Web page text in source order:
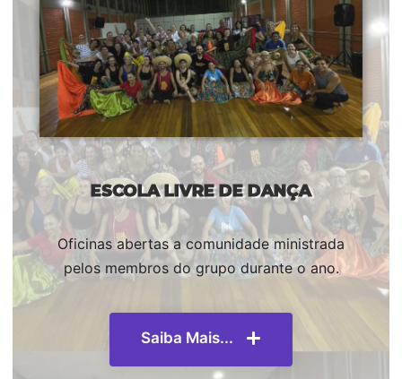
ESCOLA LIVRE DE DANÇA
Oficinas abertas a comunidade ministrada
pelos membros do grupo durante o ano.
Saiba Mais...